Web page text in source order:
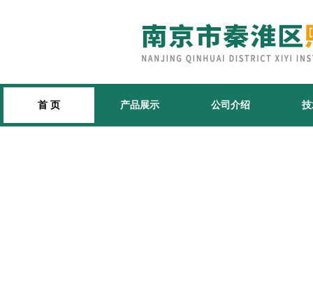
首 页 产品展示 公司介绍